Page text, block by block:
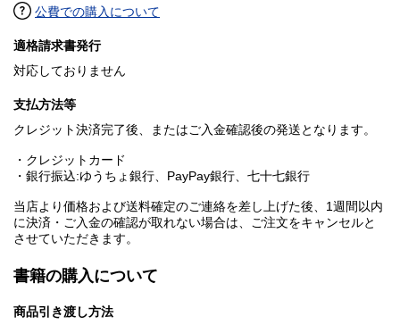
公費での購入について
適格請求書発行
対応しておりません
支払方法等
クレジット決済完了後、またはご入金確認後の発送となります。
・クレジットカード
・銀行振込:ゆうちょ銀行、PayPay銀行、七十七銀行
当店より価格および送料確定のご連絡を差し上げた後、1週間以内
に決済・ご入金の確認が取れない場合は、ご注文をキャンセルと
させていただきます。
書籍の購入について
商品引き渡し方法